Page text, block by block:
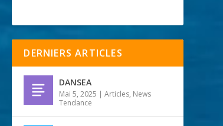
DERNIERS ARTICLES
DANSEA
Mai 5, 2025 |Articles, News
Tendance